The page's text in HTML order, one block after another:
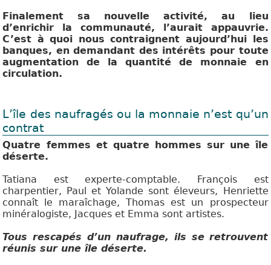
Finalement sa nouvelle activité, au lieu
d’enrichir la communauté, l’aurait appauvrie.
C’est à quoi nous contraignent aujourd’hui les
banques, en demandant des intérêts pour toute
augmentation de la quantité de monnaie en
circulation.
L’île des naufragés ou la monnaie n’est qu’un
contrat
Quatre femmes et quatre hommes sur une île
déserte.
Tatiana est experte-comptable. François est
charpentier, Paul et Yolande sont éleveurs, Henriette
connaît le maraîchage, Thomas est un prospecteur
minéralogiste, Jacques et Emma sont artistes.
Tous rescapés d’un naufrage, ils se retrouvent
réunis sur une île déserte.